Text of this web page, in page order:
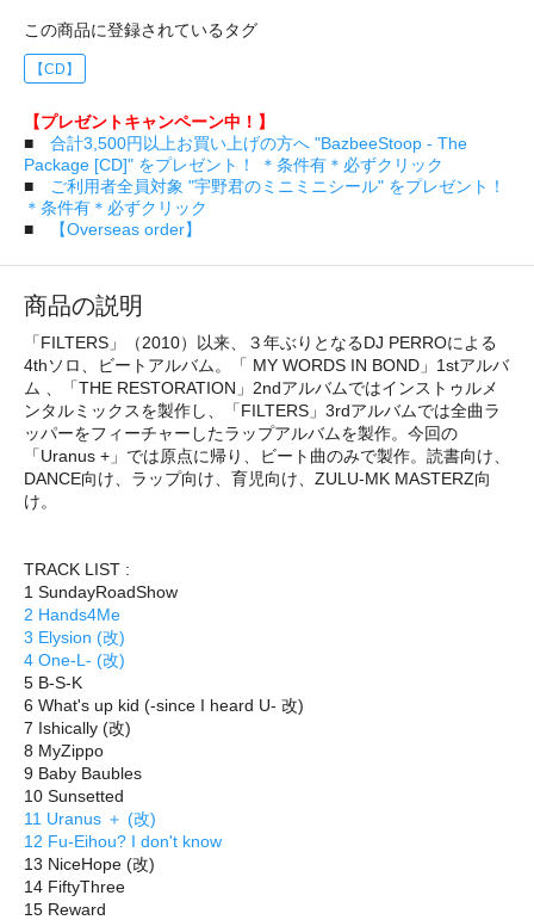
この商品に登録されているタグ
【CD】
【プレゼントキャンペーン中！】
■ 合計3,500円以上お買い上げの方へ "BazbeeStoop - The
Package [CD]" をプレゼント！ ＊条件有＊必ずクリック
■
ご利用者全員対象 "宇野君のミニミニシール" をプレゼント！
＊条件有＊必ずクリック
■
【Overseas order】
商品の説明
「FILTERS」（2010）以来、３年ぶりとなるDJ PERROによる
4thソロ、ビートアルバム。「 MY WORDS IN BOND」1stアルバ
ム 、「THE RESTORATION」2ndアルバムではインストゥルメ
ンタルミックスを製作し、「FILTERS」3rdアルバムでは全曲ラ
ッパーをフィーチャーしたラップアルバムを製作。今回の
「Uranus +」では原点に帰り、ビート曲のみで製作。読書向け、
DANCE向け、ラップ向け、育児向け、ZULU-MK MASTERZ向
け。
TRACK LIST :
1 SundayRoadShow
2 Hands4Me
3 Elysion (改)
4 One-L- (改)
5 B-S-K
6 What's up kid (-since I heard U- 改)
7 Ishically (改)
8 MyZippo
9 Baby Baubles
10 Sunsetted
11 Uranus ＋ (改)
12 Fu-Eihou? I don't know
13 NiceHope (改)
14 FiftyThree
15 Reward